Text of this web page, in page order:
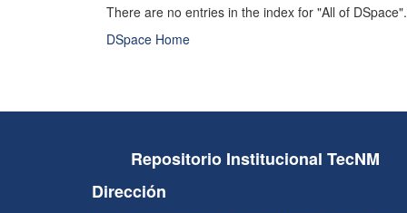
There are no entries in the index for "All of DSpace".
DSpace Home
Repositorio Institucional TecNM
Dirección